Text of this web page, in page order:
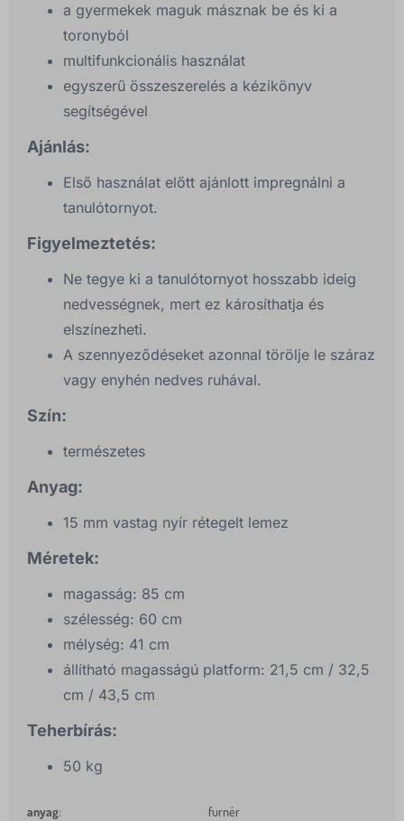
a gyermekek maguk másznak be és ki a
toronyból
multifunkcionális használat
egyszerű összeszerelés a kézikönyv
segítségével
Ajánlás:
Első használat előtt ajánlott impregnálni a
tanulótornyot.
Figyelmeztetés:
Ne tegye ki a tanulótornyot hosszabb ideig
nedvességnek, mert ez károsíthatja és
elszínezheti.
A szennyeződéseket azonnal törölje le száraz
vagy enyhén nedves ruhával.
Szín:
természetes
Anyag:
15 mm vastag nyír rétegelt lemez
Méretek:
magasság: 85 cm
szélesség: 60 cm
mélység: 41 cm
állítható magasságú platform: 21,5 cm / 32,5
cm / 43,5 cm
Teherbírás:
50 kg
anyag: furnér